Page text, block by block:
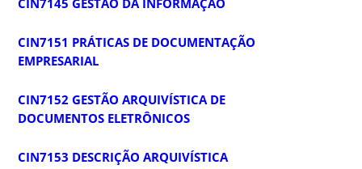
CIN7151 PRÁTICAS DE DOCUMENTAÇÃO
EMPRESARIAL
CIN7152 GESTÃO ARQUIVÍSTICA DE
DOCUMENTOS ELETRÔNICOS
CIN7153 DESCRIÇÃO ARQUIVÍSTICA